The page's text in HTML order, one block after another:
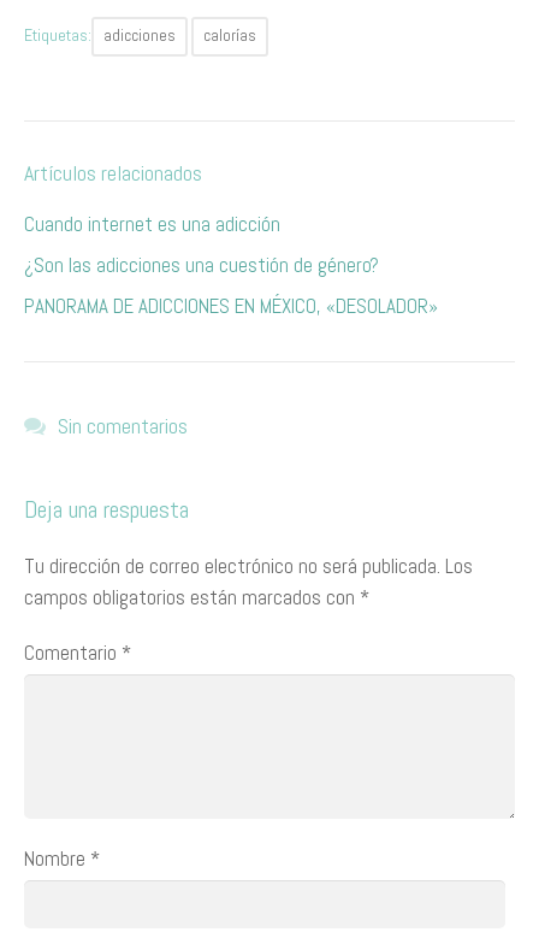
Etiquetas: adicciones calorías
Artículos relacionados
Cuando internet es una adicción
¿Son las adicciones una cuestión de género?
P​ANORAMA DE ADICCIONES EN MÉXICO, «DESOLADOR» ​
Sin comentarios
Deja una respuesta
Tu dirección de correo electrónico no será publicada. Los
campos obligatorios están marcados con *
Comentario *
Nombre *